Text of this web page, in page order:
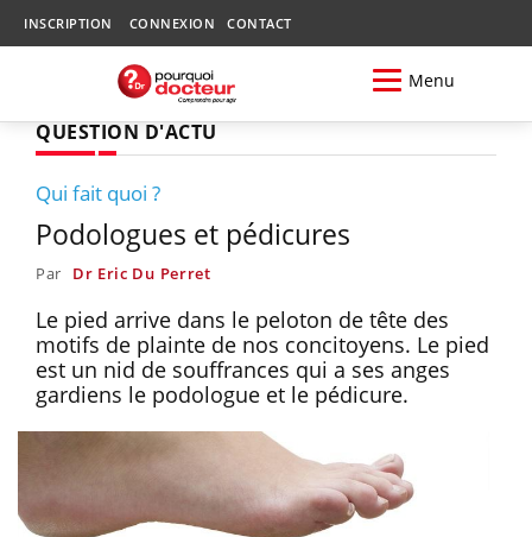
INSCRIPTION CONNEXION CONTACT
Menu
QUESTION D'ACTU
Qui fait quoi ?
Podologues et pédicures
Par Dr Eric Du Perret
Le pied arrive dans le peloton de tête des
motifs de plainte de nos concitoyens. Le pied
est un nid de souffrances qui a ses anges
gardiens le podologue et le pédicure.